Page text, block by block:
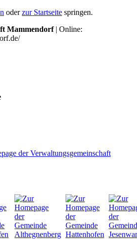
oderzur Startseite springen.
Mammendorf| Online: